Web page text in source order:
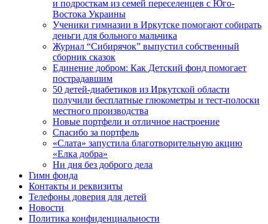
и подросткам из семей переселенцев с Юго-
Востока Украины
Ученики гимназии в Иркутске помогают собирать
деньги для больного мальчика
Журнал “Сибирячок” выпустил собственный
сборник сказок
Единение добром: Как Детский фонд помогает
пострадавшим
50 детей-диабетиков из Иркутской области
получили бесплатные глюкометры и тест-полоски
местного производства
Новые портфели и отличное настроение
Спасибо за портфель
«Слата» запустила благотворительную акцию
«Елка добра»
Ни дня без доброго дела
Гимн фонда
Контакты и реквизиты
Телефоны доверия для детей
Новости
Политика конфиденциальности